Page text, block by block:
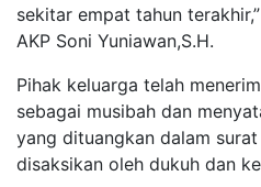
sekitar empat tahun
AKP Soni Yuniawan,S.H.
Pihak keluarga telah
sebagai musibah dan
yang dituangkan dalam
disaksikan oleh dukuh dan